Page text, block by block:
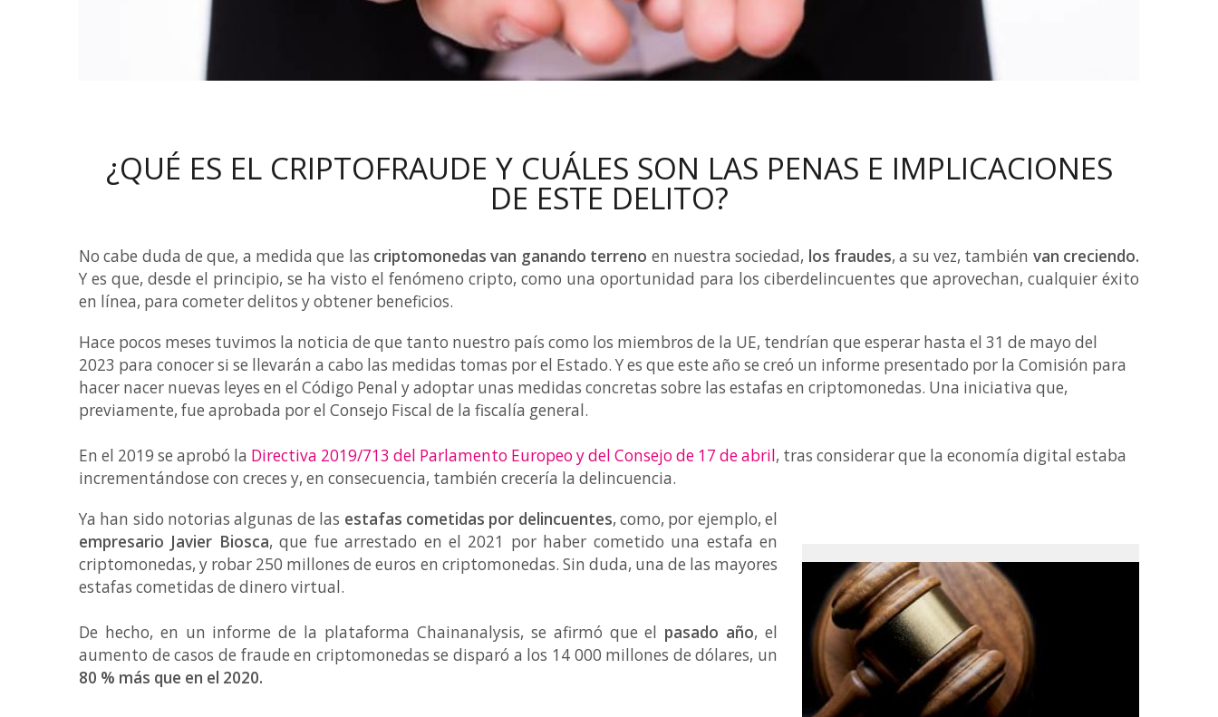
¿QUÉ ES EL CRIPTOFRAUDE Y CUÁLES SON LAS PENAS E IMPLICACIONES
DE ESTE DELITO?
No cabe duda de que, a medida que las criptomonedas van ganando terreno en nuestra sociedad, los fraudes, a su vez, también van creciendo.
Y es que, desde el principio, se ha visto el fenómeno cripto, como una oportunidad para los ciberdelincuentes que aprovechan, cualquier éxito
en línea, para cometer delitos y obtener beneficios.
Hace pocos meses tuvimos la noticia de que tanto nuestro país como los miembros de la UE, tendrían que esperar hasta el 31 de mayo del
2023 para conocer si se llevarán a cabo las medidas tomas por el Estado. Y es que este año se creó un informe presentado por la Comisión para
hacer nacer nuevas leyes en el Código Penal y adoptar unas medidas concretas sobre las estafas en criptomonedas. Una iniciativa que,
previamente, fue aprobada por el Consejo Fiscal de la fiscalía general.
En el 2019 se aprobó la Directiva 2019/713 del Parlamento Europeo y del Consejo de 17 de abril, tras considerar que la economía digital estaba
incrementándose con creces y, en consecuencia, también crecería la delincuencia.
Ya han sido notorias algunas de las estafas cometidas por delincuentes, como, por ejemplo, el
empresario Javier Biosca, que fue arrestado en el 2021 por haber cometido una estafa en
criptomonedas, y robar 250 millones de euros en criptomonedas. Sin duda, una de las mayores
estafas cometidas de dinero virtual.
De hecho, en un informe de la plataforma Chainanalysis, se afirmó que el pasado año, el
aumento de casos de fraude en criptomonedas se disparó a los 14 000 millones de dólares, un
80 % más que en el 2020.